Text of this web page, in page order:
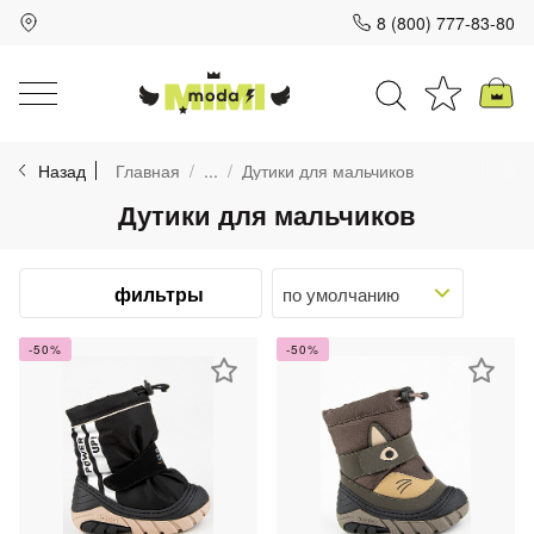
8 (800) 777-83-80
Назад Главная ... Дутики для мальчиков
Дутики для мальчиков
фильтры
-50% -50%
Для клиентов всех банков
Разбейте
оплатуна части
без переплат
График платежей
Сегодня